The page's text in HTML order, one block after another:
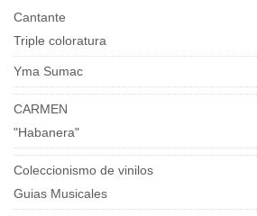
Cantante
Triple coloratura
Yma Sumac
CARMEN
"Habanera"
Coleccionismo de vinilos
Guias Musicales